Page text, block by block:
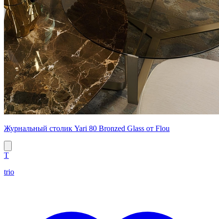
Журнальный столик Yari 80 Bronzed Glass от Flou
T
trio